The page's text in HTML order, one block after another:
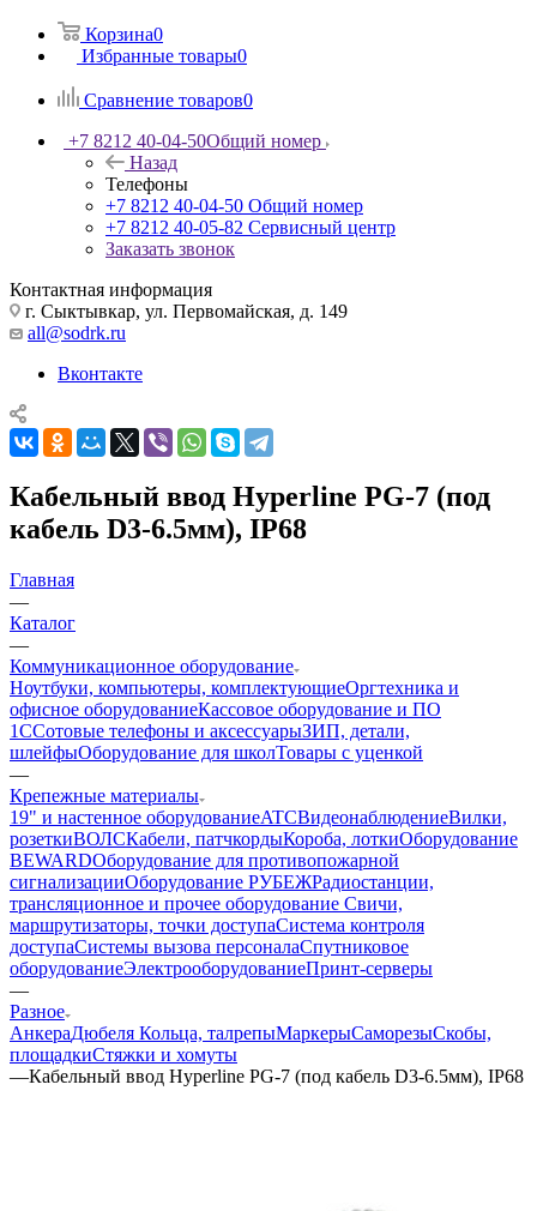
Корзина0
Избранные товары0
Сравнение товаров0
+7 8212 40-04-50Общий номер
Назад
Телефоны
+7 8212 40-04-50 Общий номер
+7 8212 40-05-82 Сервисный центр
Заказать звонок
Контактная информация
г. Сыктывкар, ул. Первомайская, д. 149
all@sodrk.ru
Вконтакте
Кабельный ввод Hyperline PG-7 (под
кабель D3-6.5мм), IP68
Главная
—
Каталог
—
Коммуникационное оборудование
Ноутбуки, компьютеры, комплектующиеОргтехника и
офисное оборудованиеКассовое оборудование и ПО
1ССотовые телефоны и аксессуарыЗИП, детали,
шлейфыОборудование для школТовары с уценкой
—
Крепежные материалы
19" и настенное оборудованиеATCВидеонаблюдениеВилки,
розеткиВОЛСКабели, патчкордыКороба, лоткиОборудование
BEWARDОборудование для противопожарной
сигнализацииОборудование РУБЕЖРадиостанции,
трансляционное и прочее оборудование Свичи,
маршрутизаторы, точки доступаСистема контроля
доступаСистемы вызова персоналаСпутниковое
оборудованиеЭлектрооборудованиеПринт-серверы
—
Разное
АнкераДюбеля Кольца, талрепыМаркерыСаморезыСкобы,
площадкиСтяжки и хомуты
—Кабельный ввод Hyperline PG-7 (под кабель D3-6.5мм), IP68